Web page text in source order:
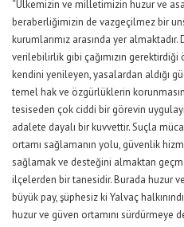
“Ülkemizin ve milletimizin huzur ve
beraberliğimizin de vazgeçilmez bir
kurumlarımız arasında yer
verilebilirlik gibi çağımızın
kendini yenileyen, yasalardan aldığı
temel hak ve özgürlüklerin
tesiseden çok ciddi bir görevin
adalete dayalı bir kuvvettir. Suçla
ortamı sağlamanın yolu, güvenlik
sağlamak ve desteğini almaktan
ilçelerden bir tanesidir. Burada huzur
büyük pay, şüphesiz ki Yalvaç
huzur ve güven ortamını sürdürmeye